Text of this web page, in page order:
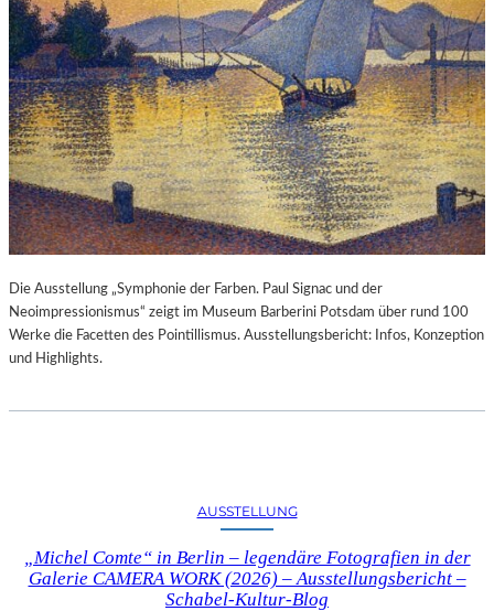
Die Ausstellung „Symphonie der Farben. Paul Signac und der
Neoimpressionismus“ zeigt im Museum Barberini Potsdam über rund 100
Werke die Facetten des Pointillismus. Ausstellungsbericht: Infos, Konzeption
und Highlights.
AUSSTELLUNG
„Michel Comte“ in Berlin – legendäre Fotografien in der
Galerie CAMERA WORK (2026) – Ausstellungsbericht –
Schabel-Kultur-Blog